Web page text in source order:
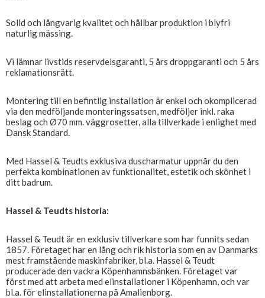
Solid och långvarig kvalitet och hållbar produktion i blyfri
naturlig mässing.
Vi lämnar livstids reservdelsgaranti, 5 års droppgaranti och 5 års
reklamationsrätt.
Montering till en befintlig installation är enkel och okomplicerad
via den medföljande monteringssatsen, medföljer inkl. raka
beslag och Ø70 mm. väggrosetter, alla tillverkade i enlighet med
Dansk Standard.
Med Hassel & Teudts exklusiva duscharmatur uppnår du den
perfekta kombinationen av funktionalitet, estetik och skönhet i
ditt badrum.
Hassel & Teudts historia:
Hassel & Teudt är en exklusiv tillverkare som har funnits sedan
1857. Företaget har en lång och rik historia som en av Danmarks
mest framstående maskinfabriker, bl.a. Hassel & Teudt
producerade den vackra Köpenhamnsbänken. Företaget var
först med att arbeta med elinstallationer i Köpenhamn, och var
bl.a. för elinstallationerna på Amalienborg.